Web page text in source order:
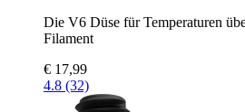
Die V6 Düse für Temperaturen
Filament
€ 17,99
4.8 (32)